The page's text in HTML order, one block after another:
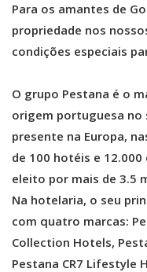
Para os amantes de
propriedade nos
condições especiais
O grupo Pestana é o
origem portuguesa
presente na Europa,
de 100 hotéis e
eleito por mais de 3.5
Na hotelaria, o seu
com quatro marcas:
Collection Hotels,
Pestana CR7 Lifestyle